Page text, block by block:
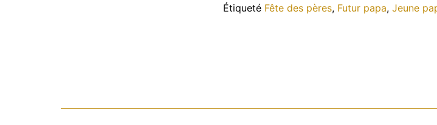
les
Étiqueté Fête des pères, Futur papa, Jeune